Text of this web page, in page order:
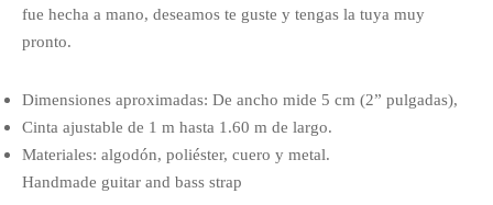
fue hecha a mano, deseamos te guste y tengas la tuya muy
pronto.
Dimensiones aproximadas: De ancho mide 5 cm (2” pulgadas),
Cinta ajustable de 1 m hasta 1.60 m de largo.
Materiales: algodón, poliéster, cuero y metal.
Handmade guitar and bass strap